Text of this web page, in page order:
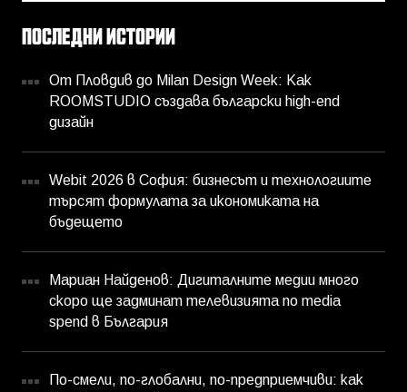
ПОСЛЕДНИ ИСТОРИИ
От Пловдив до Milan Design Week: Как
ROOMSTUDIO създава български high-end
дизайн
Webit 2026 в София: бизнесът и технологиите
търсят формулата за икономиката на
бъдещето
Мариан Найденов: Дигиталните медии много
скоро ще задминат телевизията по media
spend в България
По-смели, по-глобални, по-предприемчиви: как